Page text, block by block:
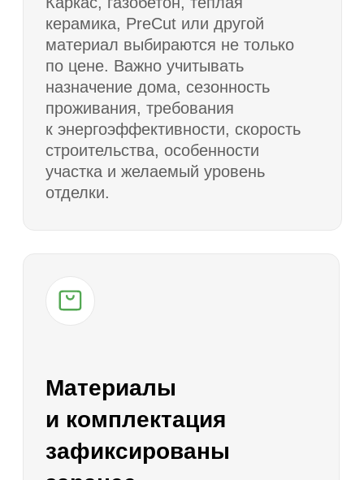
Проверка проекта
под участок
Оцениваем посадку дома, отступы
от границ, въезд, стороны света,
рельеф, размещение септика,
скважины, парковки, террасы
и технических зон
фундамента, кровли, окон, фасада
и инженерных решений.
Корректируем планировку, фасад,
террасу, окна, входную группу,
технические помещения и другие
элементы под пожелания заказчика.
3